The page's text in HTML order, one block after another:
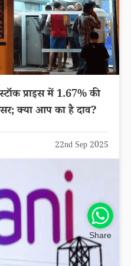
प्राइस में 1.67% की
क्या आप का है दाव?
22nd Sep 2025
Share